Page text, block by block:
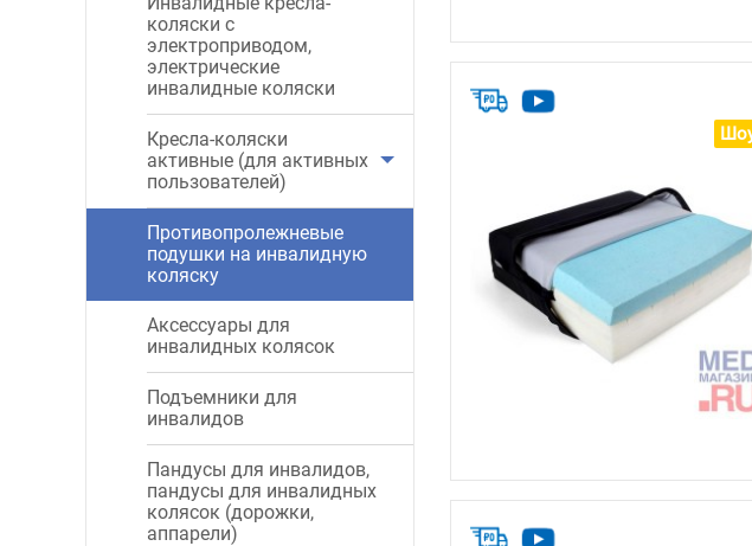
коляски с
электроприводом,
электрические
инвалидные коляски
Кресла-коляски
активные (для активных
пользователей)
Противопролежневые
подушки на инвалидную
коляску
Аксессуары для
инвалидных колясок
Подъемники для
инвалидов
Пандусы для инвалидов,
пандусы для инвалидных
колясок (дорожки,
аппарели)